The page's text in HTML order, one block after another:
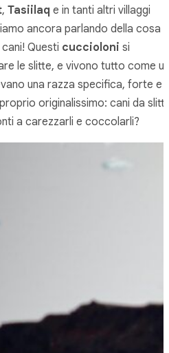
, Tasiilaq e in tanti altri villaggi
ancora parlando della cosa
Questi cuccioloni si
le slitte, e vivono tutto come un
una razza specifica, forte e
originalissimo: cani da
a carezzarli e coccolarli?